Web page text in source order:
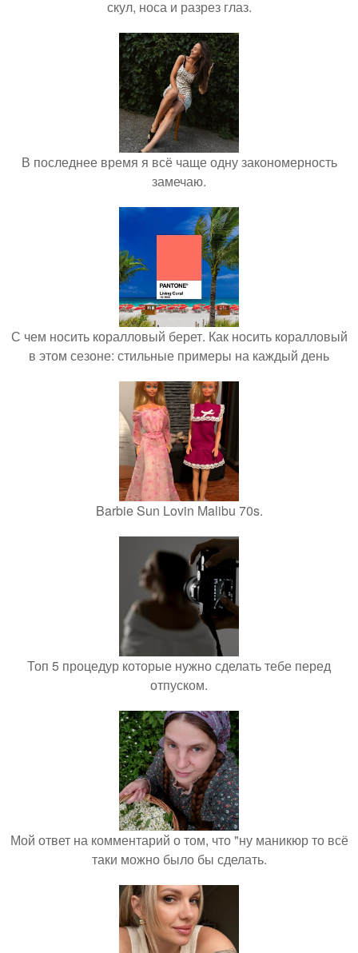
скул, носа и разрез глаз.
В последнее время я всё чаще одну закономерность
замечаю.
С чем носить коралловый берет. Как носить коралловый
в этом сезоне: стильные примеры на каждый день
Barbie Sun Lovin Malibu 70s.
Топ 5 процедур которые нужно сделать тебе перед
отпуском.
Мой ответ на комментарий о том, что "ну маникюр то всё
таки можно было бы сделать.